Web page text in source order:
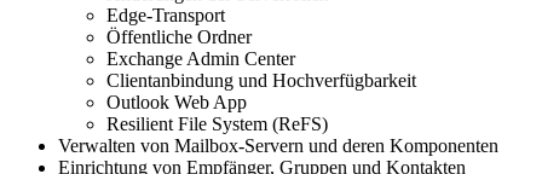
Edge-Transport
Öffentliche Ordner
Exchange Admin Center
Clientanbindung und Hochverfügbarkeit
Outlook Web App
Resilient File System (ReFS)
Verwalten von Mailbox-Servern und deren Komponenten
Einrichtung von Empfänger, Gruppen und Kontakten